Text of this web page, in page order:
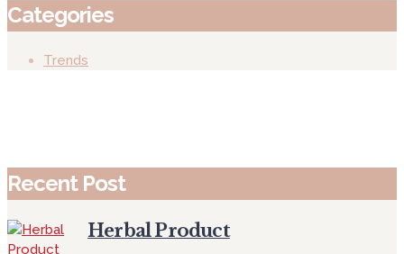
Categories
Trends
Recent Post
Herbal Product